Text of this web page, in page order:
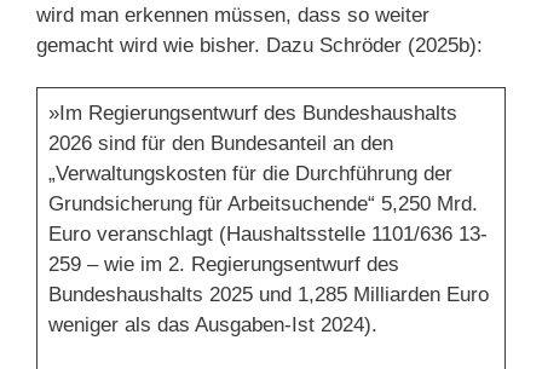
wird man erkennen müssen, dass so weiter
gemacht wird wie bisher. Dazu Schröder (2025b):
»Im Regierungsentwurf des Bundeshaushalts
2026 sind für den Bundesanteil an den
„Verwaltungskosten für die Durchführung der
Grundsicherung für Arbeitsuchende“ 5,250 Mrd.
Euro veranschlagt (Haushaltsstelle 1101/636 13-
259 – wie im 2. Regierungsentwurf des
Bundeshaushalts 2025 und 1,285 Milliarden Euro
weniger als das Ausgaben-Ist 2024).